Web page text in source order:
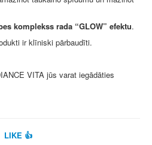
komplekss rada “GLOW” efektu.
ir klīniski pārbaudīti.
VITA jūs varat iegādāties
LIKE 👍